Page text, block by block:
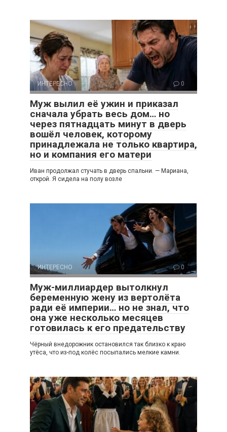
ИНТЕРЕСНО 0
Муж вылил её ужин и приказал
сначала убрать весь дом… но
через пятнадцать минут в дверь
вошёл человек, которому
принадлежала не только квартира,
но и компания его матери
Иван продолжал стучать в дверь спальни. — Мариана,
открой. Я сидела на полу возле
ИНТЕРЕСНО 0
Муж-миллиардер вытолкнул
беременную жену из вертолёта
ради её империи… но не знал, что
она уже несколько месяцев
готовилась к его предательству
Чёрный внедорожник остановился так близко к краю
утёса, что из-под колёс посыпались мелкие камни.